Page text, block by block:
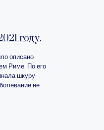
году.
описано
Риме. По его
шкуру
не